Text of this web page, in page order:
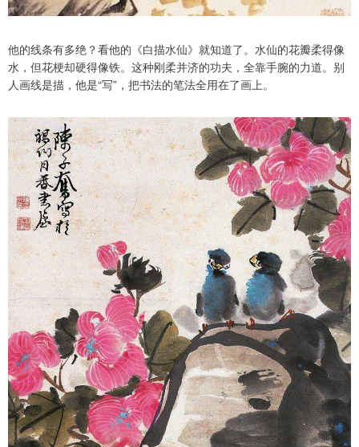
他的线条有多绝？看他的《白描水仙》就知道了。水仙的花瓣柔得像
水，但花梗却硬得像铁。这种刚柔并济的功夫，全靠手腕的力道。别
人画线是描，他是“写”，把书法的笔法全用在了画上。